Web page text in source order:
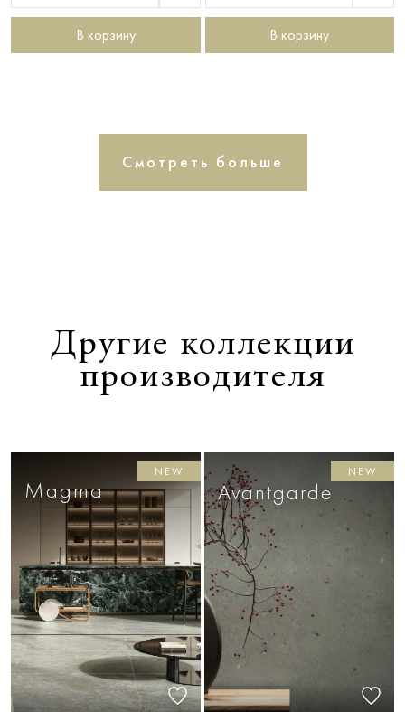
В корзину В корзину
Смотреть больше
Другие коллекции
производителя
Magma
NEW
Avantgarde
NEW